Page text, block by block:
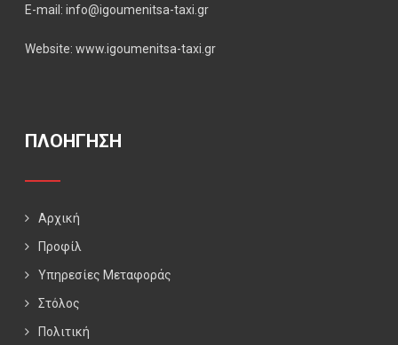
E-mail: info@igoumenitsa-taxi.gr
Website: www.igoumenitsa-taxi.gr
ΠΛΟΗΓΗΣΗ
Αρχική
Προφίλ
Υπηρεσίες Μεταφοράς
Στόλος
Πολιτική